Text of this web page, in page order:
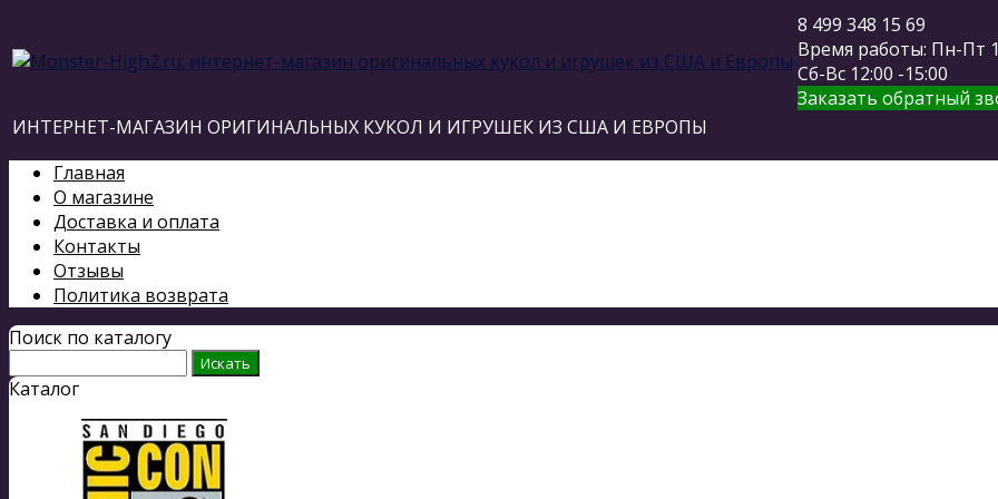
8 499 348 15 69
Время работы: Пн-Пт
Сб-Вс 12:00 -15:00
Заказать обратный
ИНТЕРНЕТ-МАГАЗИН ОРИГИНАЛЬНЫХ КУКОЛ И ИГРУШЕК ИЗ США И ЕВРОПЫ
Главная
О магазине
Доставка и оплата
Контакты
Отзывы
Политика возврата
Поиск по каталогу
Каталог